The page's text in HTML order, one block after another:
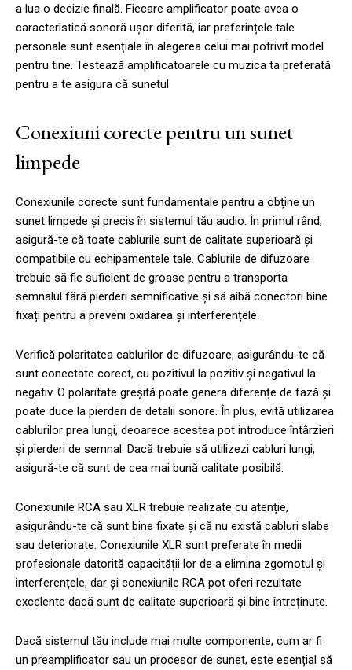
a lua o decizie finală. Fiecare amplificator poate avea o
caracteristică sonoră ușor diferită, iar preferințele tale
personale sunt esențiale în alegerea celui mai potrivit model
pentru tine. Testează amplificatoarele cu muzica ta preferată
pentru a te asigura că sunetul
Conexiuni corecte pentru un sunet
limpede
Conexiunile corecte sunt fundamentale pentru a obține un
sunet limpede și precis în sistemul tău audio. În primul rând,
asigură-te că toate cablurile sunt de calitate superioară și
compatibile cu echipamentele tale. Cablurile de difuzoare
trebuie să fie suficient de groase pentru a transporta
semnalul fără pierderi semnificative și să aibă conectori bine
fixați pentru a preveni oxidarea și interferențele.
Verifică polaritatea cablurilor de difuzoare, asigurându-te că
sunt conectate corect, cu pozitivul la pozitiv și negativul la
negativ. O polaritate greșită poate genera diferențe de fază și
poate duce la pierderi de detalii sonore. În plus, evită utilizarea
cablurilor prea lungi, deoarece acestea pot introduce întârzieri
și pierderi de semnal. Dacă trebuie să utilizezi cabluri lungi,
asigură-te că sunt de cea mai bună calitate posibilă.
Conexiunile RCA sau XLR trebuie realizate cu atenție,
asigurându-te că sunt bine fixate și că nu există cabluri slabe
sau deteriorate. Conexiunile XLR sunt preferate în medii
profesionale datorită capacității lor de a elimina zgomotul și
interferențele, dar și conexiunile RCA pot oferi rezultate
excelente dacă sunt de calitate superioară și bine întreținute.
Dacă sistemul tău include mai multe componente, cum ar fi
un preamplificator sau un procesor de sunet, este esențial să